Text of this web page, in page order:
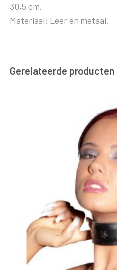
30,5 cm.
Materiaal: Leer en metaal.
Gerelateerde producten